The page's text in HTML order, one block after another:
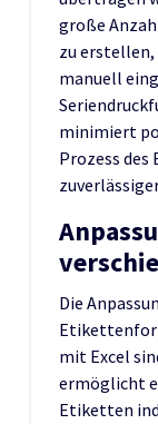
große
zu
manuell
minimiert
Prozess
Die
mit Excel
ermöglicht
Etiketten